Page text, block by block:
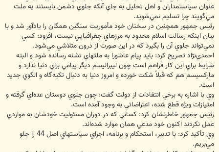
عنوان سياستمداران و اهل تحليل به جاي آنكه جلوي دشمن بايستند به ملت
مي‌‌گويند چرا تسليم نمي‌شويد.
رئيس جمهور همچنين در سخنان خود مأموريت سنگين همگان را يادآور شد و با
بيان اينكه رسالت اسلام محدود به مرزهاي جغرافيايي نيست، افزود: كسي
نمي‌تواند جلوي آن را بگيرد كه در اين صورت از درون متلاشي مي‌شود.
احمدي‌نژاد تصريح كرد: بايد پيام عاشورا به ملتهاي تشنه رسانده شود و البته
شرايط براي اين كار فراهم است چون ليبراليسم ديگر پيامي براي دنيا ندارد و
ماركسيسم هم كه قبلاً شكت خورده و امروز دنيا به دنبال تكيه‌گاه و الگوي جديد
است.
وي با اشاره به برخي انتقادات از دولت گفت: چون جلوي دوستان عده‌اي گرفته و
امتيازات ويژه قطع شده، اعتراضاتي به وجود آمده است.
رئيس جمهور خاطرنشان كرد: كساني كه در دوران مسئوليت خودشان به مواردي
عمل نكردند اكنون خود مدعي همان موارد شده‌اند.
وي تأكيد كرد: با تدبير، استحكام و برنامه‌، اجراي سياستهاي اصل 44 را جلو
مي‌بريم.